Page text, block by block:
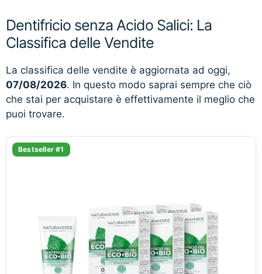
Dentifricio senza Acido Salici: La
Classifica delle Vendite
La classifica delle vendite è aggiornata ad oggi,
07/08/2026. In questo modo saprai sempre che ciò
che stai per acquistare è effettivamente il meglio che
puoi trovare.
Bestseller #1